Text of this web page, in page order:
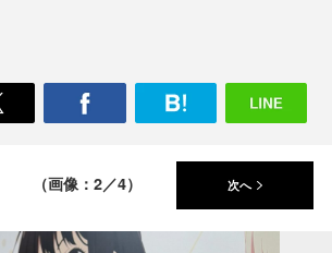
（画像：2／4） 次へ